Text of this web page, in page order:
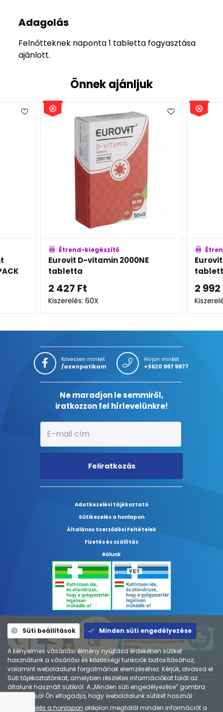
Adagolás
Felnőtteknek naponta 1 tabletta fogyasztása
ajánlott.
Önnek ajánljuk
Étrend-kiegészítő
Eurovit D-vitamin 2000NE
tabletta
2 427 Ft
Kiszerelés: 60X
2 992
Kövessen minket
/azenpatikam
Hívjon minket
+3620 997 9977
Ne maradjon le semmiről,
iratkozzon fel hírlevelünkre!
Feliratkozás
Adatkezelési tájékoztató
Sütikezelés a honlapon
Általános Szerződési Feltételek
Fizetés és szállítás
Rólunk
© 2026 ⚕︎ Minden jog fenntartva ⚕︎ mypharma.hu
Süti beállítások Minden süti engedélyezése
A kényelmes vásárlási élmény nyújtása érdekében sütiket
használunk a vásárlási és közösségi funkciók biztosításához,
valamint weboldalunk forgalmának elemzéséhez. Kérjük, olvassa el
Süti tájékoztatónkat, amelyben részletes információkat talál az
általunk használt sütikről. A „Minden süti engedélyezése” gombra
kattintással Ön elfogadja, hogy weboldalunk sütiket használ.
Sütikezelés a honlapon oldalon megtalál minden információt a